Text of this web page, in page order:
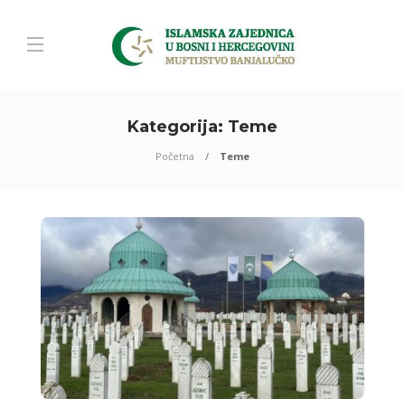
Kategorija: Teme
Početna Teme